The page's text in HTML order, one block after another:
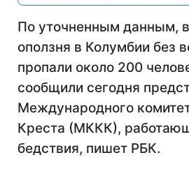
По уточненным данным, в
оползня в Колумбии без
пропали около 200
сообщили сегодня
Международного
Креста (МККК),
бедствия, пишет РБК.